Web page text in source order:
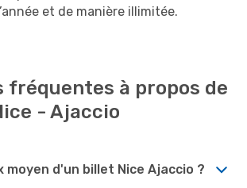
et de manière illimitée.
fréquentes à propos de
- Ajaccio
moyen d'un billet Nice Ajaccio ?